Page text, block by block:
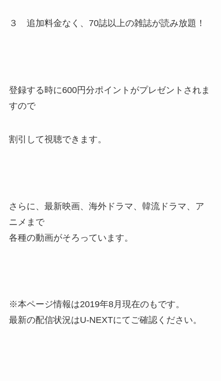
３ 追加料金なく、70誌以上の雑誌が読み放題！
登録する時に600円分ポイントがプレゼントされま
すので
割引して視聴できます。
さらに、最新映画、海外ドラマ、韓流ドラマ、ア
ニメまで
各種の動画がそろっています。
※本ページ情報は2019年8月現在のもです。
最新の配信状況はU-NEXTにてご確認ください。